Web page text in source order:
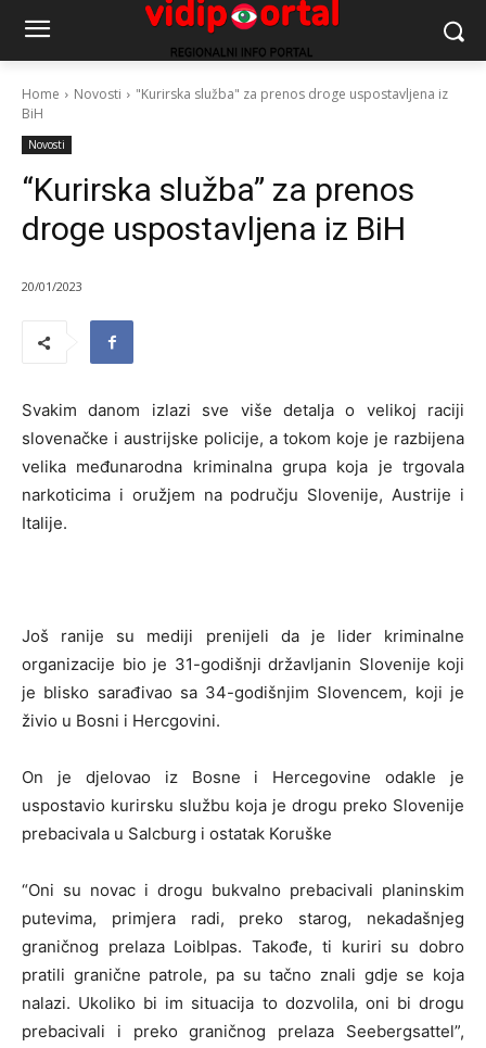
Home Novosti
"Kurirska služba" za prenos droge uspostavljena iz
BiH
Novosti
“Kurirska služba” za prenos
droge uspostavljena iz BiH
20/01/2023
Svakim danom izlazi sve više detalja o velikoj raciji
slovenačke i austrijske policije, a tokom koje je razbijena
velika međunarodna kriminalna grupa koja je trgovala
narkoticima i oružjem na području Slovenije, Austrije i
Italije.
Još ranije su mediji prenijeli da je lider kriminalne
organizacije bio je 31-godišnji državljanin Slovenije koji
je blisko sarađivao sa 34-godišnjim Slovencem, koji je
živio u Bosni i Hercgovini.
On je djelovao iz Bosne i Hercegovine odakle je
uspostavio kurirsku službu koja je drogu preko Slovenije
prebacivala u Salcburg i ostatak Koruške
“Oni su novac i drogu bukvalno prebacivali planinskim
putevima, primjera radi, preko starog, nekadašnjeg
graničnog prelaza Loiblpas. Takođe, ti kuriri su dobro
pratili granične patrole, pa su tačno znali gdje se koja
nalazi. Ukoliko bi im situacija to dozvolila, oni bi drogu
prebacivali i preko graničnog prelaza Seebergsattel”,